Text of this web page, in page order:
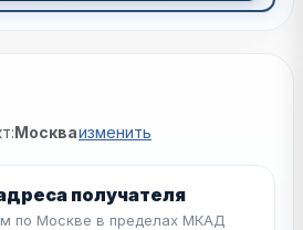
Москваизменить
получателя
по Москве в пределах МКАД